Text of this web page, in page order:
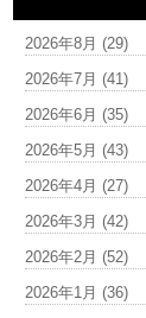
2026年8月 (29)
2026年7月 (41)
2026年6月 (35)
2026年5月 (43)
2026年4月 (27)
2026年3月 (42)
2026年2月 (52)
2026年1月 (36)